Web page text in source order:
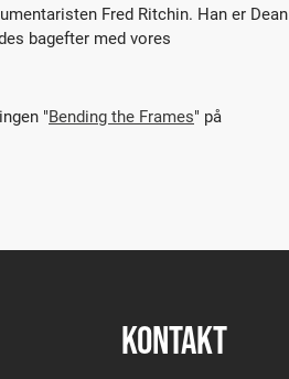
Fred Ritchin. Han er Dean
bagefter med vores
"Bending the Frames" på
KONTAKT